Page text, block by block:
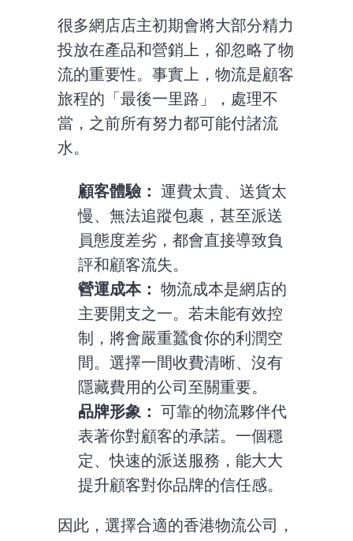
很多網店店主初期會將大部分精力
投放在產品和營銷上，卻忽略了物
流的重要性。事實上，物流是顧客
旅程的「最後一里路」，處理不
當，之前所有努力都可能付諸流
水。
顧客體驗： 運費太貴、送貨太
慢、無法追蹤包裹，甚至派送
員態度差劣，都會直接導致負
評和顧客流失。
營運成本： 物流成本是網店的
主要開支之一。若未能有效控
制，將會嚴重蠶食你的利潤空
間。選擇一間收費清晰、沒有
隱藏費用的公司至關重要。
品牌形象： 可靠的物流夥伴代
表著你對顧客的承諾。一個穩
定、快速的派送服務，能大大
提升顧客對你品牌的信任感。
因此，選擇合適的香港物流公司，